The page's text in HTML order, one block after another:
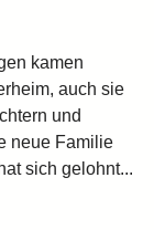
kamen
auch sie
und
neue Familie
sich gelohnt...